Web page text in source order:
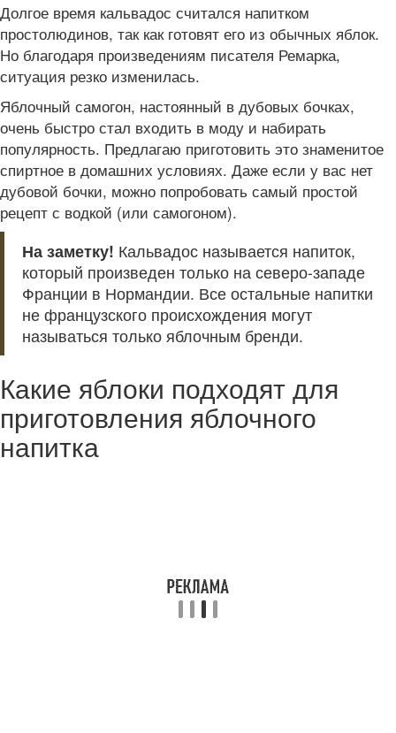
Долгое время кальвадос считался напитком
простолюдинов, так как готовят его из обычных яблок.
Но благодаря произведениям писателя Ремарка,
ситуация резко изменилась.
Яблочный самогон, настоянный в дубовых бочках,
очень быстро стал входить в моду и набирать
популярность. Предлагаю приготовить это знаменитое
спиртное в домашних условиях. Даже если у вас нет
дубовой бочки, можно попробовать самый простой
рецепт с водкой (или самогоном).
На заметку! Кальвадос называется напиток,
который произведен только на северо-западе
Франции в Нормандии. Все остальные напитки
не французского происхождения могут
называться только яблочным бренди.
Какие яблоки подходят для
приготовления яблочного
напитка